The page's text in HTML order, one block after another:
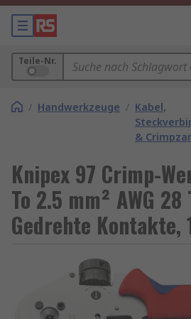
Teile-Nr.
/ Handwerkzeuge / Kabel,
&
Knipex 97 Crimp-
To 2.5 mm² AWG
Gedrehte Kontakte,